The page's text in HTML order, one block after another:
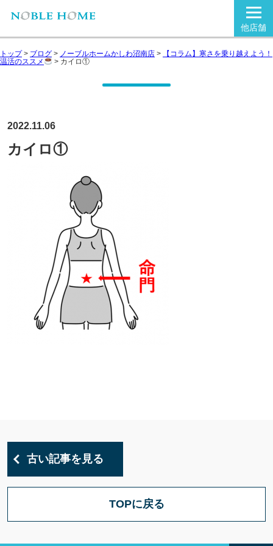
他店舗
トップ> ブログ > ノーブルホームかしわ沼南店 >
【コラム】寒さを乗り越えよう！
温活のススメ
> カイロ①
2022.11.06
カイロ①
古い記事を見る
TOPに戻る